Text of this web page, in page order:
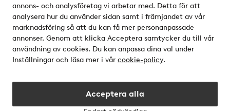
annons- och analysföretag vi arbetar med. Detta för att
analysera hur du använder sidan samt i främjandet av vår
marknadsföring så att du kan få mer personanpassade
annonser. Genom att klicka Acceptera samtycker du till vår
användning av cookies. Du kan anpassa dina val under
Inställningar och läsa mer i vår cookie-policy.
Acceptera alla
Vill du veta mer om våra betalalternativ?
elpy